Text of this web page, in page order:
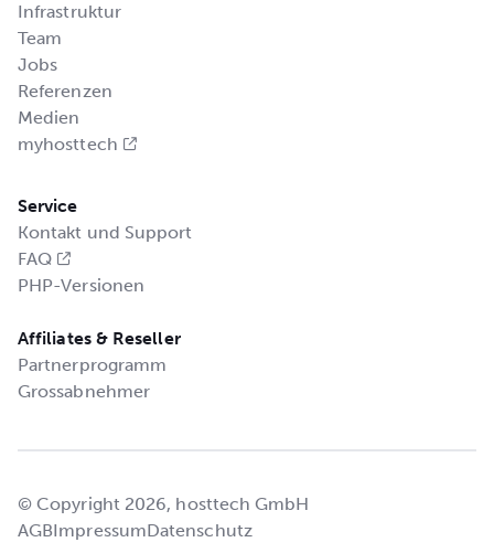
Infrastruktur
Team
Jobs
Referenzen
Medien
myhosttech
Service
Kontakt und Support
FAQ
PHP-Versionen
Affiliates & Reseller
Partnerprogramm
Grossabnehmer
© Copyright 2026, hosttech GmbH
AGBImpressumDatenschutz